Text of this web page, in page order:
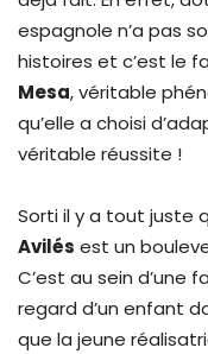
espagnole n’a pas
histoires et c’est le
Mesa, véritable
qu’elle a choisi
véritable réussite !
Sorti il y a tout juste
Avilés est un
C’est au sein d’une
regard d’un enfant
que la jeune